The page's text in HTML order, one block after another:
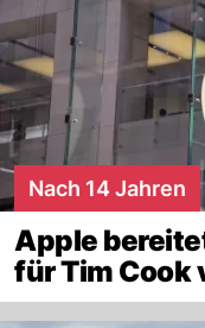
Nach 14 Jahren
Apple
für Tim Cook